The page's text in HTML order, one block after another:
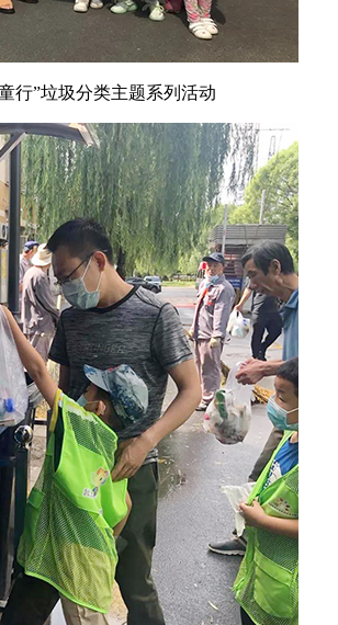
行”垃圾分类主题系列活动